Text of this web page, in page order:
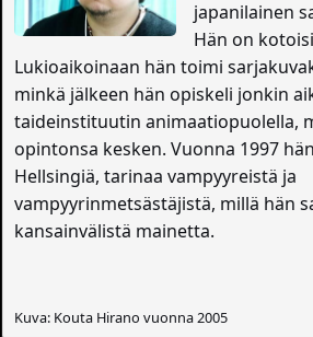
japanilainen
Hän on
Lukioaikoinaan hän toimi
minkä jälkeen hän opiskeli jonkin
taideinstituutin animaatiopuolella,
opintonsa kesken. Vuonna 1997
Hellsingiä, tarinaa vampyyreistä ja
vampyyrinmetsästäjistä, millä hän
kansainvälistä mainetta.
Kuva: Kouta Hirano vuonna 2005